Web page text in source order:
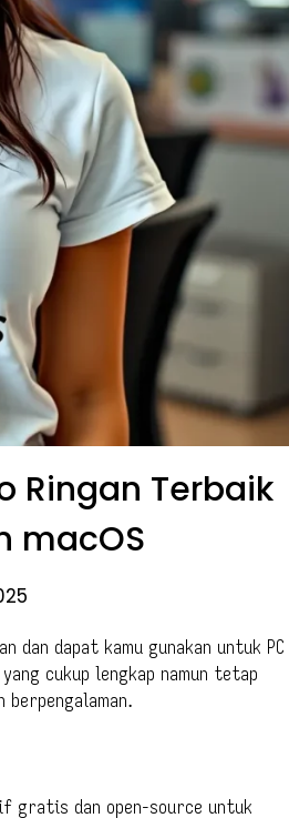
Ringan Terbaik
macOS
dan dapat kamu gunakan untuk PC
cukup lengkap namun tetap
berpengalaman.
gratis dan open-source untuk